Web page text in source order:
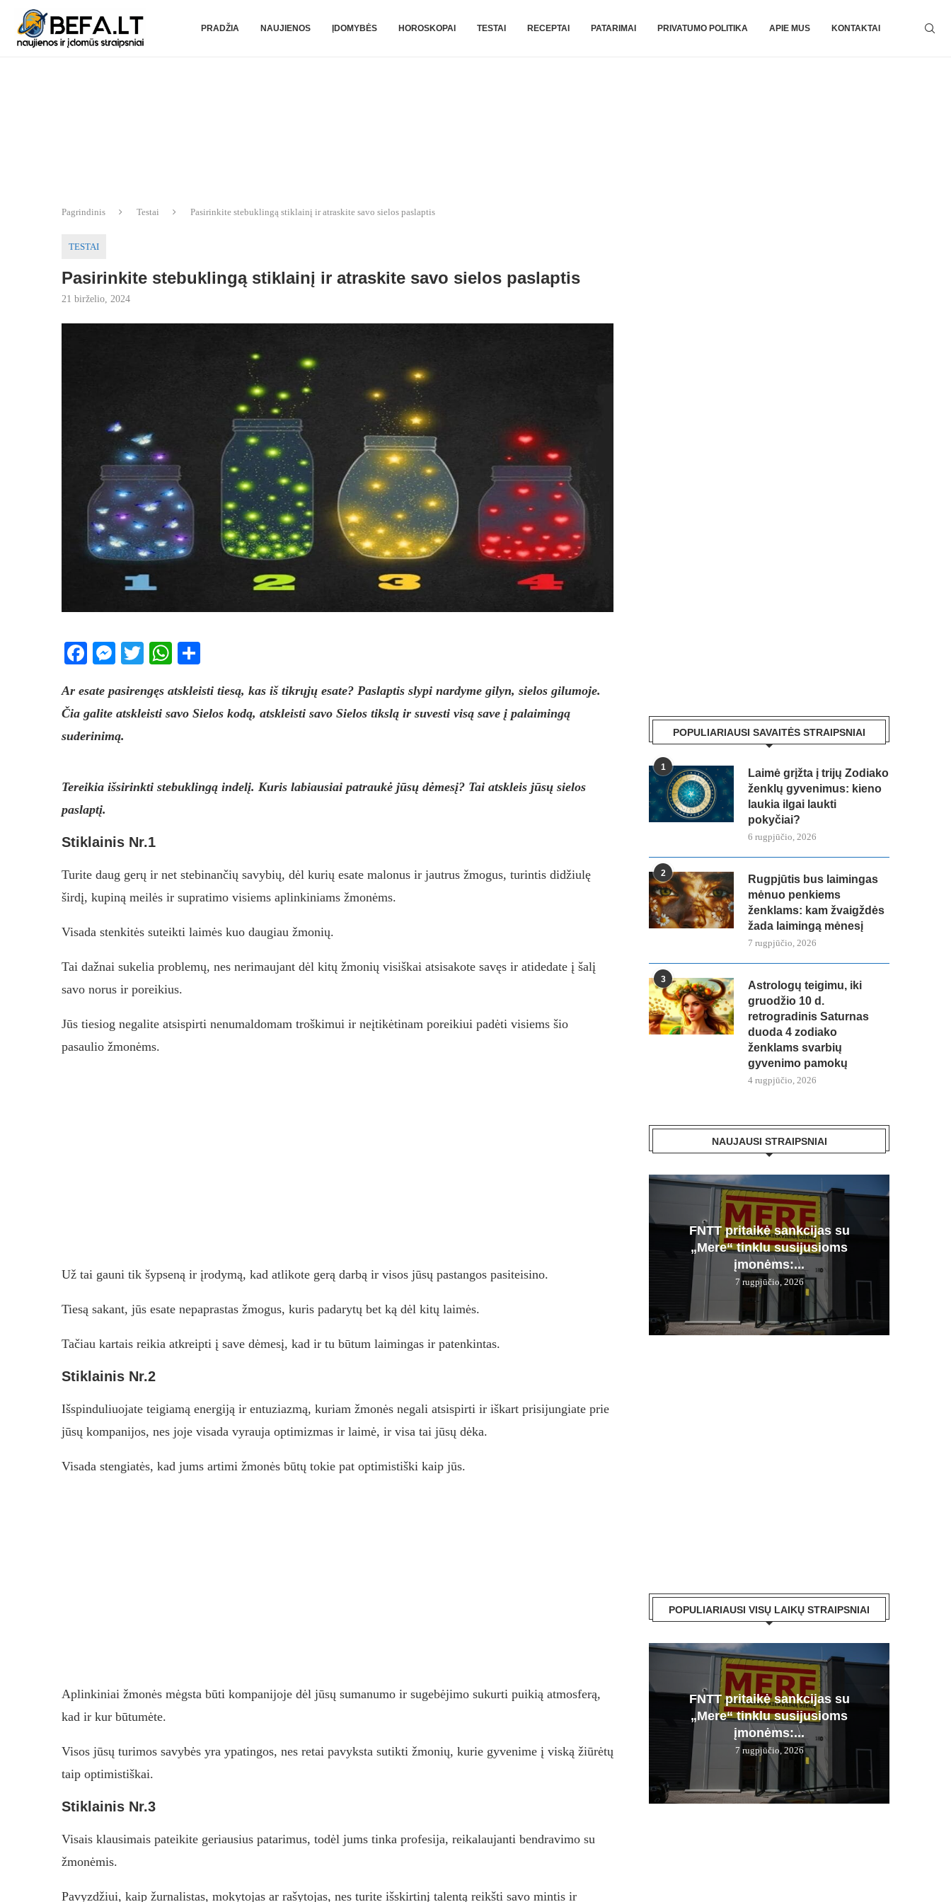
PRADŽIA NAUJIENOS ĮDOMYBĖS HOROSKOPAI TESTAI RECEPTAI PATARIMAI PRIVATUMO POLITIKA APIE MUS KONTAKTAI
Pagrindinis Testai Pasirinkite stebuklingą stiklainį ir atraskite savo sielos paslaptis
TESTAI
Pasirinkite stebuklingą stiklainį ir atraskite savo sielos paslaptis
21 birželio, 2024
Facebook
Messenger
TwitterWhatsApp
Ar esate pasirengęs atskleisti tiesą, kas iš tikrųjų esate? Paslaptis slypi nardyme gilyn, sielos gilumoje.
Čia galite atskleisti savo Sielos kodą, atskleisti savo Sielos tikslą ir suvesti visą save į palaimingą
suderinimą.
Tereikia išsirinkti stebuklingą indelį. Kuris labiausiai patraukė jūsų dėmesį? Tai atskleis jūsų sielos
paslaptį.
Stiklainis Nr.1
Turite daug gerų ir net stebinančių savybių, dėl kurių esate malonus ir jautrus žmogus, turintis didžiulę
širdį, kupiną meilės ir supratimo visiems aplinkiniams žmonėms.
Visada stenkitės suteikti laimės kuo daugiau žmonių.
Tai dažnai sukelia problemų, nes nerimaujant dėl ​​kitų žmonių visiškai atsisakote savęs ir atidedate į šalį
savo norus ir poreikius.
Jūs tiesiog negalite atsispirti nenumaldomam troškimui ir neįtikėtinam poreikiui padėti visiems šio
pasaulio žmonėms.
Už tai gauni tik šypseną ir įrodymą, kad atlikote gerą darbą ir visos jūsų pastangos pasiteisino.
Tiesą sakant, jūs esate nepaprastas žmogus, kuris padarytų bet ką dėl kitų laimės.
Tačiau kartais reikia atkreipti į save dėmesį, kad ir tu būtum laimingas ir patenkintas.
Stiklainis Nr.2
Išspinduliuojate teigiamą energiją ir entuziazmą, kuriam žmonės negali atsispirti ir iškart prisijungiate prie
jūsų kompanijos, nes joje visada vyrauja optimizmas ir laimė, ir visa tai jūsų dėka.
Visada stengiatės, kad jums artimi žmonės būtų tokie pat optimistiški kaip jūs.
Aplinkiniai žmonės mėgsta būti kompanijoje dėl jūsų sumanumo ir sugebėjimo sukurti puikią atmosferą,
kad ir kur būtumėte.
Visos jūsų turimos savybės yra ypatingos, nes retai pavyksta sutikti žmonių, kurie gyvenime į viską žiūrėtų
taip optimistiškai.
Stiklainis Nr.3
Visais klausimais pateikite geriausius patarimus, todėl jums tinka profesija, reikalaujanti bendravimo su
žmonėmis.
Pavyzdžiui, kaip žurnalistas, mokytojas ar rašytojas, nes turite išskirtinį talentą reikšti savo mintis ir
POPULIARIAUSI SAVAITĖS STRAIPSNIAI
1
Laimė grįžta į trijų Zodiako
ženklų gyvenimus: kieno
laukia ilgai laukti
pokyčiai?
6 rugpjūčio, 2026
2
Rugpjūtis bus laimingas
mėnuo penkiems
ženklams: kam žvaigždės
žada laimingą mėnesį
7 rugpjūčio, 2026
3
Astrologų teigimu, iki
gruodžio 10 d.
retrogradinis Saturnas
duoda 4 zodiako
ženklams svarbių
gyvenimo pamokų
4 rugpjūčio, 2026
NAUJAUSI STRAIPSNIAI
FNTT pritaikė sankcijas su
„Mere“ tinklu susijusioms
įmonėms:...
7 rugpjūčio, 2026
POPULIARIAUSI VISŲ LAIKŲ STRAIPSNIAI
FNTT pritaikė sankcijas su
„Mere“ tinklu susijusioms
įmonėms:...
7 rugpjūčio, 2026